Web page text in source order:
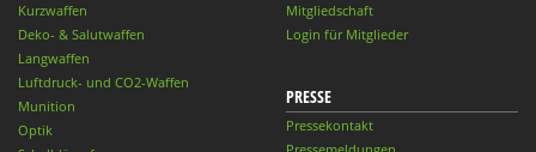
Kurzwaffen
Deko- & Salutwaffen
Langwaffen
Luftdruck- und CO2-Waffen
Munition
Optik
Mitgliedschaft
Login für Mitglieder
PRESSE
Pressekontakt